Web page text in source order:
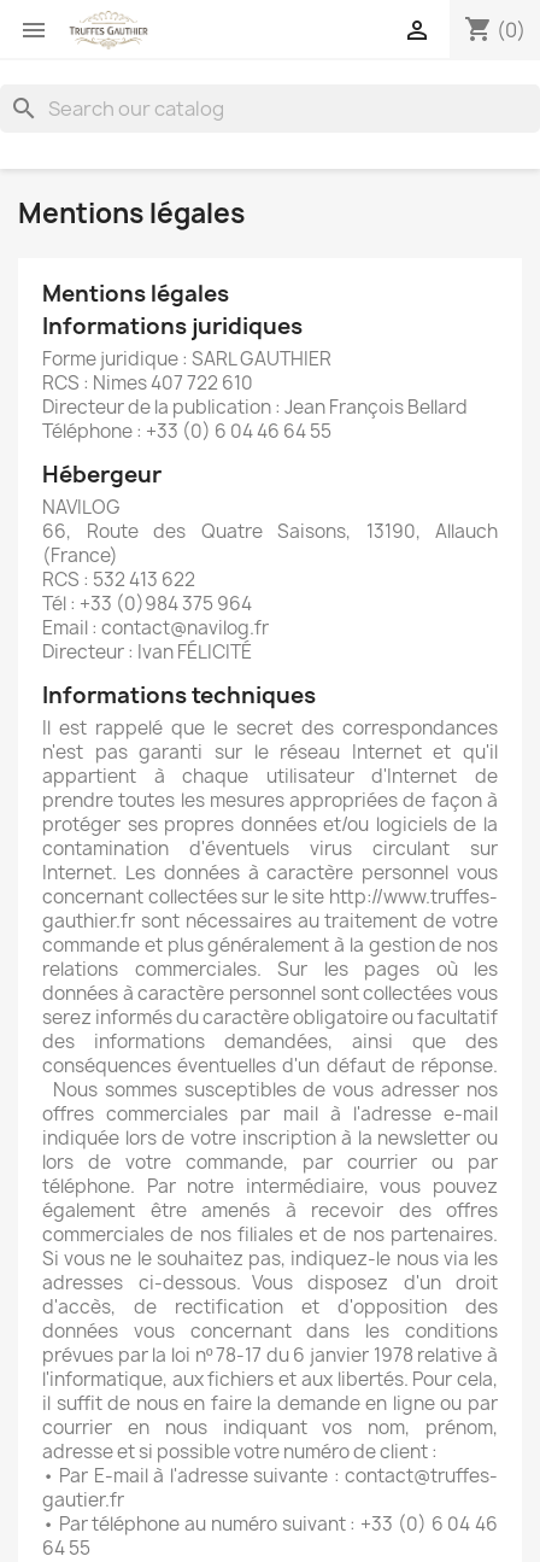
 shopping_cart (0)

search
Mentions légales
Mentions légales
Informations juridiques
Forme juridique : SARL GAUTHIER
RCS : Nimes 407 722 610
Directeur de la publication : Jean François Bellard
Téléphone : +33 (0) 6 04 46 64 55
Hébergeur
NAVILOG
66, Route des Quatre Saisons, 13190, Allauch
(France)
RCS : 532 413 622
Tél : +33 (0)984 375 964
Email : contact@navilog.fr
Directeur : Ivan FÉLICITÉ
Informations techniques
Il est rappelé que le secret des correspondances
n'est pas garanti sur le réseau Internet et qu'il
appartient à chaque utilisateur d'Internet de
prendre toutes les mesures appropriées de façon à
protéger ses propres données et/ou logiciels de la
contamination d'éventuels virus circulant sur
Internet. Les données à caractère personnel vous
concernant collectées sur le site http://www.truffes-
gauthier.fr sont nécessaires au traitement de votre
commande et plus généralement à la gestion de nos
relations commerciales. Sur les pages où les
données à caractère personnel sont collectées vous
serez informés du caractère obligatoire ou facultatif
des informations demandées, ainsi que des
conséquences éventuelles d'un défaut de réponse.
Nous sommes susceptibles de vous adresser nos
offres commerciales par mail à l'adresse e-mail
indiquée lors de votre inscription à la newsletter ou
lors de votre commande, par courrier ou par
téléphone. Par notre intermédiaire, vous pouvez
également être amenés à recevoir des offres
commerciales de nos filiales et de nos partenaires.
Si vous ne le souhaitez pas, indiquez-le nous via les
adresses ci-dessous. Vous disposez d'un droit
d'accès, de rectification et d'opposition des
données vous concernant dans les conditions
prévues par la loi nº 78-17 du 6 janvier 1978 relative à
l'informatique, aux fichiers et aux libertés. Pour cela,
il suffit de nous en faire la demande en ligne ou par
courrier en nous indiquant vos nom, prénom,
adresse et si possible votre numéro de client :
• Par E-mail à l'adresse suivante : contact@truffes-
gautier.fr
• Par téléphone au numéro suivant : +33 (0) 6 04 46
64 55